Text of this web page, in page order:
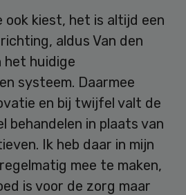
ook kiest, het is altijd een
aldus Van den
het huidige
systeem. Daarmee
en bij twijfel valt de
behandelen in plaats van
Ik heb daar in mijn
mee te maken,
is voor de zorg maar